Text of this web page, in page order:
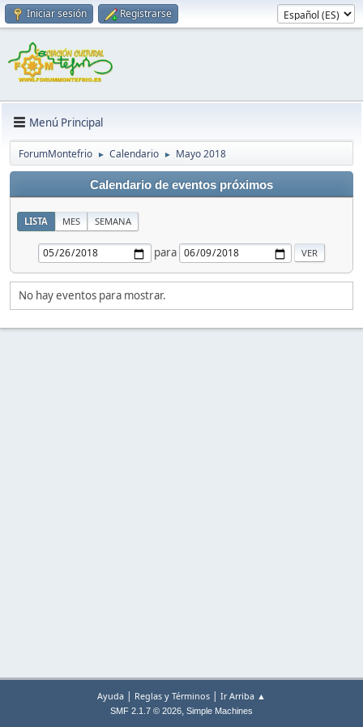
Iniciar sesión Registrarse
Menú Principal
ForumMontefrio ► Calendario ► Mayo 2018
Calendario de eventos próximos
LISTA MES SEMANA
para
No hay eventos para mostrar.
Ayuda | Reglas y Términos | Ir Arriba ▲
SMF 2.1.7 © 2026, Simple Machines